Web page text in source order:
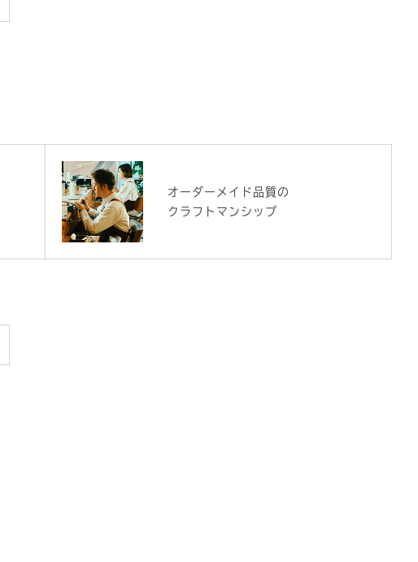
オーダーメイド品質の
クラフトマンシップ